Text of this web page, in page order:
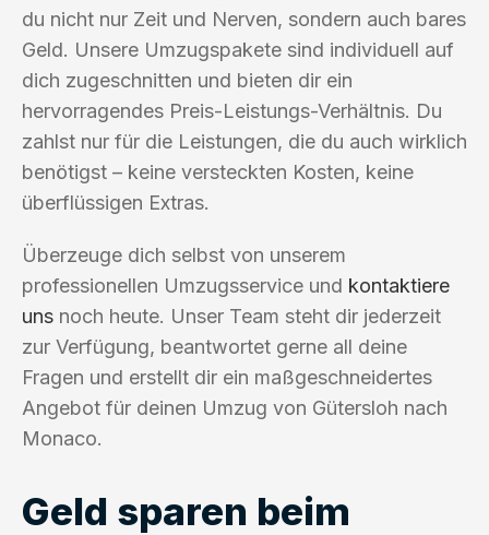
du nicht nur Zeit und Nerven, sondern auch bares
Geld. Unsere Umzugspakete sind individuell auf
dich zugeschnitten und bieten dir ein
hervorragendes Preis-Leistungs-Verhältnis. Du
zahlst nur für die Leistungen, die du auch wirklich
benötigst – keine versteckten Kosten, keine
überflüssigen Extras.
Überzeuge dich selbst von unserem
professionellen Umzugsservice und kontaktiere
uns noch heute. Unser Team steht dir jederzeit
zur Verfügung, beantwortet gerne all deine
Fragen und erstellt dir ein maßgeschneidertes
Angebot für deinen Umzug von Gütersloh nach
Monaco.
Geld sparen beim